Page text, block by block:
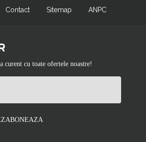
Contact Sitemap ANPC
curent cu toate ofertele noastre!